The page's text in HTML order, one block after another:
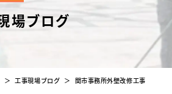
場ブログ
工事現場ブログ 関市事務所外壁改修工事